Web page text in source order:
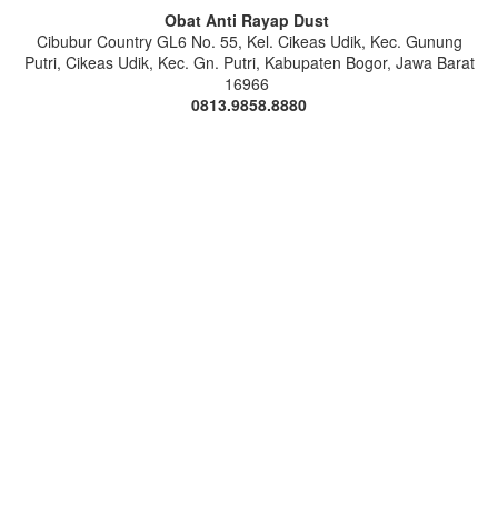
Obat Anti Rayap Dust
Cibubur Country GL6 No. 55, Kel. Cikeas Udik, Kec. Gunung
Putri, Cikeas Udik, Kec. Gn. Putri, Kabupaten Bogor, Jawa Barat
16966
0813.9858.8880